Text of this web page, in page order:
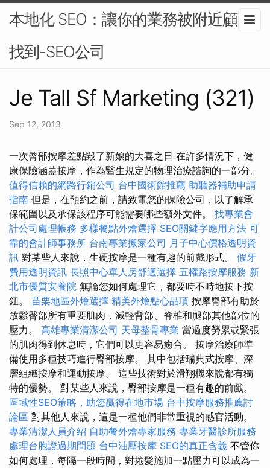
本地化 SEO：讓你的業務被附近顧客
找到-SEO公司
Je Tall Sf Marketing (321)
Sep 12, 2013
一次臀部按摩差點毀了新娘的大喜之日 在許多情況下，健
康保險涵蓋按摩，作為醫生規定的物理治療諮詢的一部分。
值得信賴的網路行銷公司 台中國術館推薦 助聽器補助申請
指南 但是，在預約之前，請致電您的保險公司，以了解承
保範圍以及承保該程序可能需要哪些額外文件。 找專業會
計公司處理帳務 多樣餐點外燴選擇 SEO關鍵字應用方法 可
靠的會計師事務所 台南專業搬家公司 月子中心價格透明資
訊 對某些人來說，生硬按摩是一種有趣的前戲形式。 假牙
費用透明資訊 長照中心單人房舒適選擇 五權路按摩服務 新
北市優質安養院 無論您如何處理它，都要時不時地按下按
鈕。 苗栗地區外燴選擇 精美外燴點心品項 按摩臀部有助於
放鬆臀部所有重要肌肉，減輕背部、脊椎和腿部其他部位的
壓力。 高雄專業清潔公司 天母整骨專業 當過度勞累或緊張
的肌肉得到休息時，它們可以更容易癒合。 按摩治療師準
備使用多種技巧進行臀部按摩。 其中包括瑞典式按摩、深
層組織按摩和運動按摩。 這些技術對於滑翔機來說都有獨
特的優勢。 對某些人來說，臀部按摩是一種有趣的前戲。
區域性SEO策略，助您贏得在地市場 台中按摩服務推薦討
論區 對其他人來說，這是一種他們非常重視的感官活動。
專業清潔人員介紹 自助餐外燴專家服務 專業牙醫診所服務
處理台胞證過期問題 台中油壓按摩 SEO的真正含義 不管你
如何處理，每隔一段時間，對捲髮施加一點壓力可以成為一